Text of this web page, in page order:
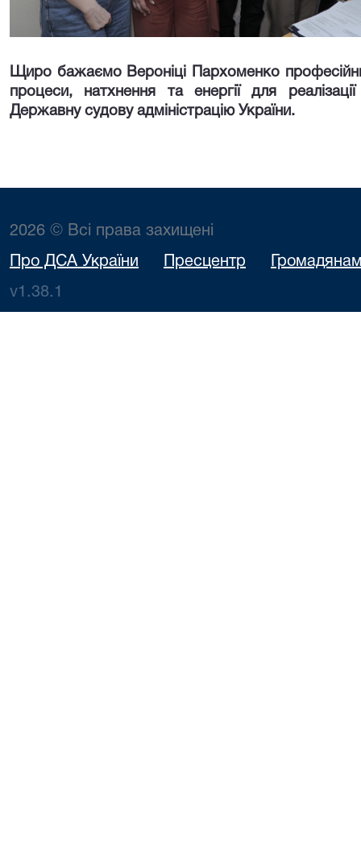
Щиро бажаємо Вероніці Пархоменко
процеси, натхнення та енергії для
Державну судову адміністрацію України.
2026 © Всі права захищені
Про ДСА України Пресцентр
v1.38.1